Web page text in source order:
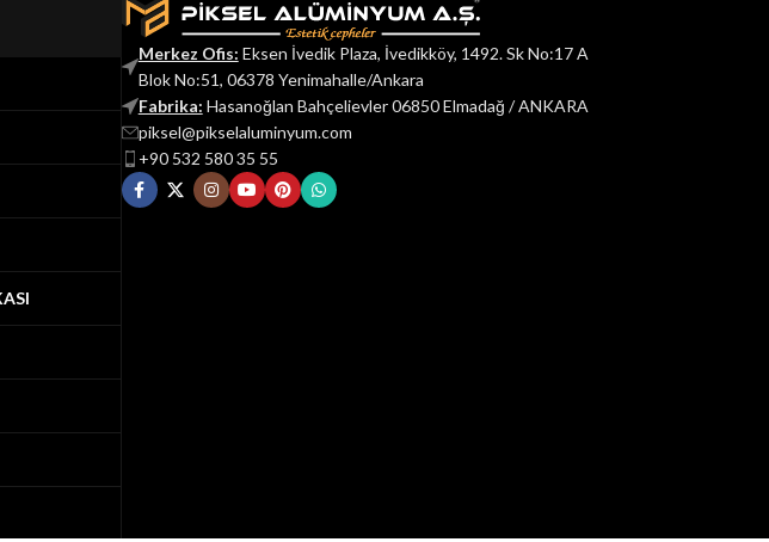
Merkez Ofis: Eksen İvedik Plaza, İvedikköy, 1492. Sk No:17 A
Blok No:51, 06378 Yenimahalle/Ankara
Fabrika: Hasanoğlan Bahçelievler 06850 Elmadağ / ANKARA
piksel@pikselaluminyum.com
+90 532 580 35 55